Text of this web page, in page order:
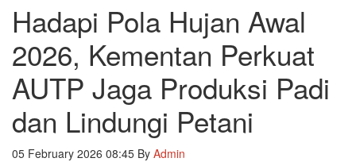
Hadapi Pola Hujan Awal
2026, Kementan Perkuat
AUTP Jaga Produksi Padi
dan Lindungi Petani
05 February 2026 08:45 By Admin